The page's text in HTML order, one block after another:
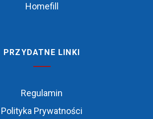
Homefill
PRZYDATNE LINKI
Regulamin
Polityka Prywatności